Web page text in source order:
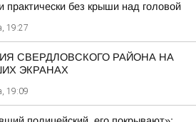
практически без крыши над головой
19:27
СВЕРДЛОВСКОГО РАЙОНА НА
ЭКРАНАХ
19:09